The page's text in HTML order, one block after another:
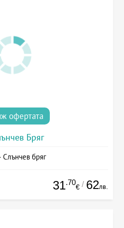
офертата
Бряг
Слънчев бряг
31.70
€ / 62лв.